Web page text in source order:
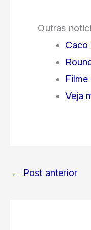
Outras
Caco
Veja
← Post anterior